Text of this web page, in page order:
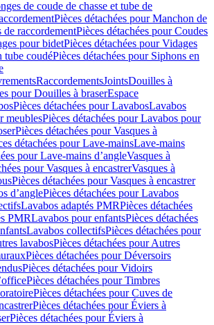
de coude de chasse et tube de
Pièces détachées pour Manchon de
de raccordementPièces détachées pour Coudes
pour bidetPièces détachées pour Vidages
tube coudéPièces détachées pour Siphons en
RaccordementsJointsDouilles à
pour Douilles à braserEspace
Pièces détachées pour LavabosLavabos
meublesPièces détachées pour Lavabos pour
Pièces détachées pour Vasques à
détachées pour Lave-mainsLave-mains
pour Lave-mains d’angleVasques à
pour Vasques à encastrerVasques à
Pièces détachées pour Vasques à encastrer
d’anglePièces détachées pour Lavabos
Lavabos adaptés PMRPièces détachées
PMRLavabos pour enfantsPièces détachées
Lavabos collectifsPièces détachées pour
lavabosPièces détachées pour Autres
Pièces détachées pour Déversoirs
Pièces détachées pour Vidoirs
Pièces détachées pour Timbres
Pièces détachées pour Cuves de
Pièces détachées pour Éviers à
Pièces détachées pour Éviers à